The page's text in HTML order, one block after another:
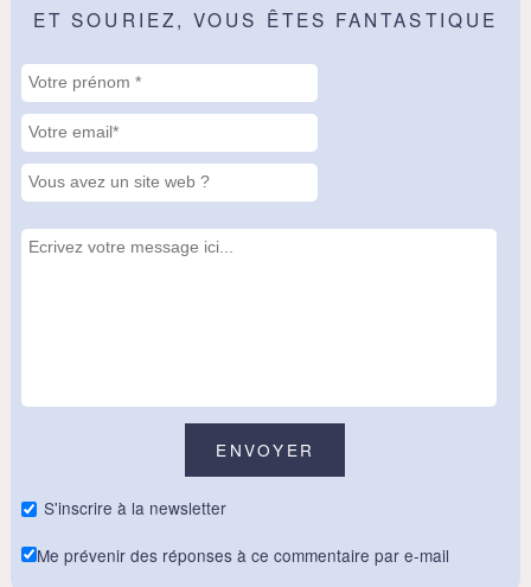
ET SOURIEZ, VOUS ÊTES FANTASTIQUE
S'inscrire à la newsletter
Me prévenir des réponses à ce commentaire par e-mail